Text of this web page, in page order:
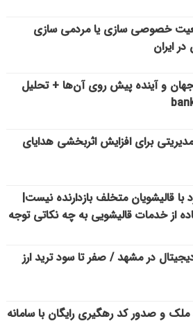
خصوصی سازی یا مردمی سازی
ایران
و آینده پیش روی آن‌ها + تحلیل
برای افزایش اثربخشی هدایای
با قالیشویان متخلف بازدارنده نیست|
از خدمات قالیشویی به چه نکاتی توجه
در مشهد / صفر تا سود ترید ارز
ملک و صدور کد رهگیری رایگان با سامانه